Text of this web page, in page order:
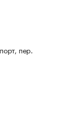
пер.